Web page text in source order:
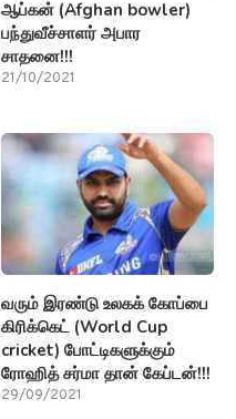
ஆப்கன் (Afghan bowler)
பந்துவீச்சாளர் அபார
சாதனை!!!
21/10/2021
வரும் இரண்டு உலகக் கோப்பை
கிரிக்கெட் (World Cup
cricket) போட்டிகளுக்கும்
ரோஹித் சர்மா தான் கேப்டன்!!!
29/09/2021